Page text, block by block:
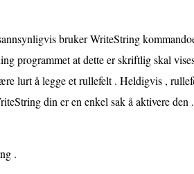
bruker WriteString
programmet at dette er skriftlig skal
lurt å legge et rullefelt . Heldigvis ,
din er en enkel sak å aktivere den
.